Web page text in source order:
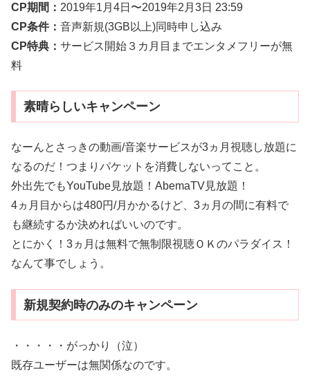
CP期間： 2019年1月4日〜2019年2月3日 23:59
CP条件： 音声新規(3GB以上)同時申し込み
CP特典： サービス開始３カ月目までエンタメフリーが無
料
素晴らしいキャンペーン
なーんとさっきの動画/音楽サービスが3ヵ月視聴し放題に
なるのだ！つまりパケットを消費しないってこと。
外出先でもYouTube見放題！AbemaTV見放題！
4ヵ月目からは480円/月かかるけど、3ヵ月の間に有料で
も継続するか決めればいいのです。
とにかく！3ヵ月は無料で無制限視聴ＯＫのパラダイス！
なんて事でしょう。
新規契約時のみのキャンペーン
・・・・・がっかり（泣）
既存ユーザーは無関係なのです。